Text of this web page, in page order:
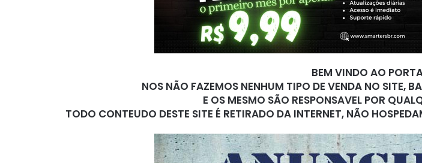
BEM VINDO AO
NOS NÃO FAZEMOS NENHUM TIPO DE VENDA NO SITE,
E OS MESMO SÃO RESPONSAVEL POR
TODO CONTEUDO DESTE SITE É RETIRADO DA INTERNET, NÃO